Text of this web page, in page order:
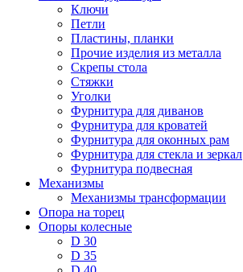
Ключи
Петли
Пластины, планки
Прочие изделия из металла
Скрепы стола
Стяжки
Уголки
Фурнитура для диванов
Фурнитура для кроватей
Фурнитура для оконных рам
Фурнитура для стекла и зеркал
Фурнитура подвесная
Механизмы
Механизмы трансформации
Опора на торец
Опоры колесные
D 30
D 35